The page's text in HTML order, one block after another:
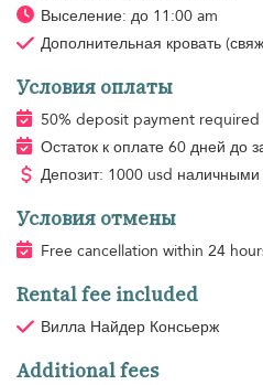
Выселение: до 11:00 am
Дополнительная кровать
Условия оплаты
50% deposit payment
Остаток к оплате 60 дней до
Депозит: 1000 usd
Условия отмены
Free cancellation within 24
Rental fee included
Вилла Найдер Консьерж
Additional fees